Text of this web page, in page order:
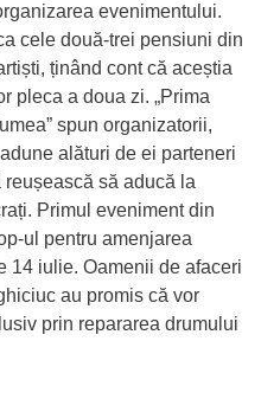
evenimentului.
cele două-trei pensiuni din
ținând cont că aceștia
pleca a doua zi. „Prima
spun organizatorii,
alături de ei parteneri
să aducă la
Primul eveniment din
ul pentru amenjarea
14 iulie. Oamenii de afaceri
au promis că vor
prin repararea drumului